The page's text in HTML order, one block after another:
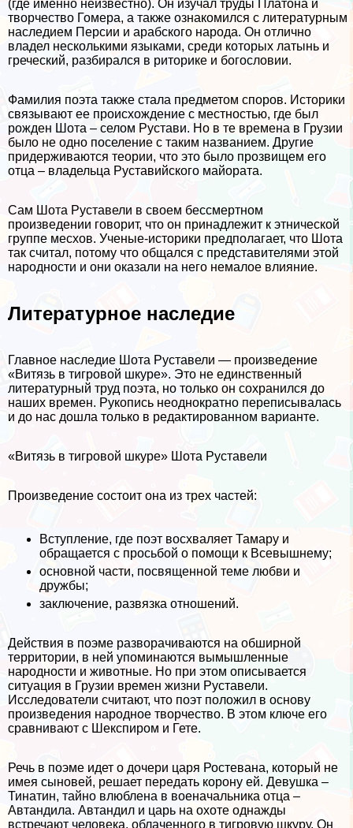
(где именно неизвестно). Он изучал труды Платона и
творчество Гомера, а также ознакомился с литературным
наследием Персии и арабского народа. Он отлично
владел несколькими языками, среди которых латынь и
греческий, разбирался в риторике и богословии.
Фамилия поэта также стала предметом споров. Историки
связывают ее происхождение с местностью, где был
рожден Шота – селом Рустави. Но в те времена в Грузии
было не одно поселение с таким названием. Другие
придерживаются теории, что это было прозвищем его
отца – владельца Руставийского майората.
Сам Шота Руставели в своем бесcмepтном
произведении говорит, что он принадлежит к этнической
группе месхов. Ученые-историки предполагает, что Шота
так считал, потому что общался с представителями этой
народности и они оказали на него немалое влияние.
Литературное наследие
Главное наследие Шота Руставели — произведение
«Витязь в тигровой шкуре». Это не единственный
литературный труд поэта, но только он сохранился до
наших времен. Рукопись неоднократно переписывалась
и до нас дошла только в редактированном варианте.
«Витязь в тигровой шкуре» Шота Руставели
Произведение состоит она из трех частей:
Вступление, где поэт восхваляет Тамару и
обращается с просьбой о помощи к Всевышнему;
основной части, посвященной теме любви и
дружбы;
заключение, развязка отношений.
Действия в поэме разворачиваются на обширной
территории, в ней упоминаются вымышленные
народности и животные. Но при этом описывается
ситуация в Грузии времен жизни Руставели.
Исследователи считают, что поэт положил в основу
произведения народное творчество. В этом ключе его
сравнивают с Шекспиром и Гете.
Речь в поэме идет о дочери царя Ростевана, который не
имея сыновей, решает передать корону ей. Дeвyшка –
Тинатин, тайно влюблена в военачальника отца –
Автандила. Автандил и царь на охоте однажды
встречают человека, облаченного в тигровую шкуру. Он